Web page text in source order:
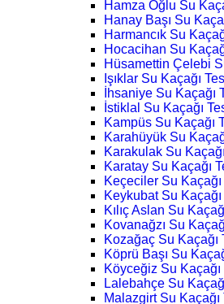
Hamza Oğlu Su
Hanay Başı Su
Harmancık Su
Hocacihan Su
Hüsamettin Çelebi
Işıklar Su Kaçağı
İhsaniye Su Kaçağı
İstiklal Su Kaçağı
Kampüs Su Kaçağı
Karahüyük Su
Karakulak Su
Karatay Su Kaçağı
Keçeciler Su
Keykubat Su
Kılıç Aslan Su
Kovanağzı Su
Kozağaç Su Kaçağı
Köprü Başı Su
Köyceğiz Su Kaçağı
Lalebahçe Su
Malazgirt Su Kaçağı